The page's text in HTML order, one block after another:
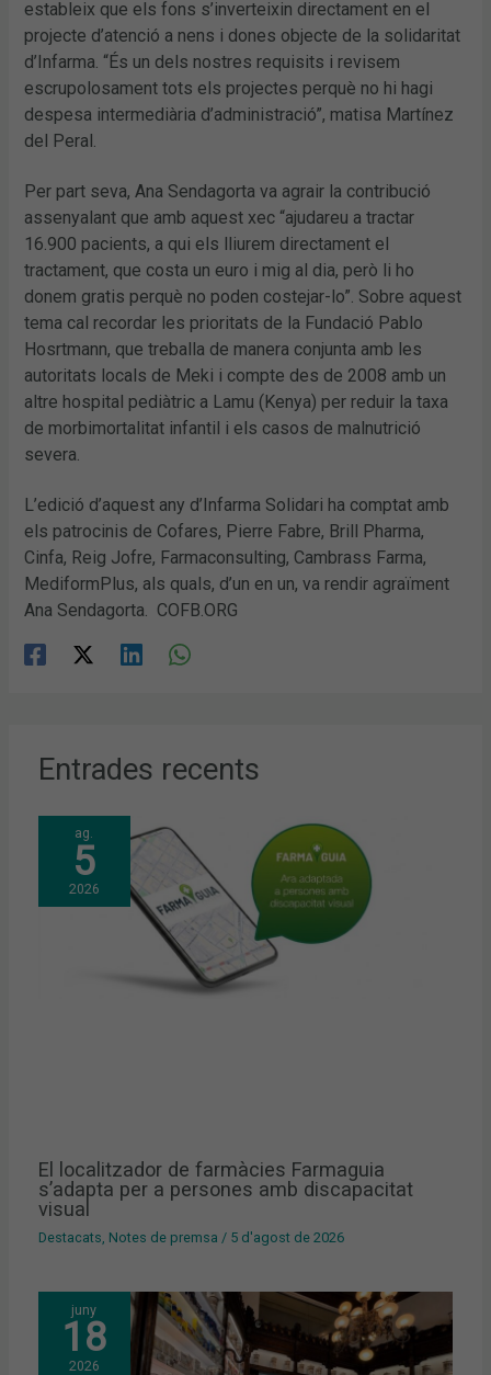
estableix que els fons s’inverteixin directament en el
projecte d’atenció a nens i dones objecte de la solidaritat
d’Infarma. “És un dels nostres requisits i revisem
escrupolosament tots els projectes perquè no hi hagi
despesa intermediària d’administració”, matisa Martínez
del Peral.
Per part seva, Ana Sendagorta va agrair la contribució
assenyalant que amb aquest xec “ajudareu a tractar
16.900 pacients, a qui els lliurem directament el
tractament, que costa un euro i mig al dia, però li ho
donem gratis perquè no poden costejar-lo”. Sobre aquest
tema cal recordar les prioritats de la Fundació Pablo
Hosrtmann, que treballa de manera conjunta amb les
autoritats locals de Meki i compte des de 2008 amb un
altre hospital pediàtric a Lamu (Kenya) per reduir la taxa
de morbimortalitat infantil i els casos de malnutrició
severa.
L’edició d’aquest any d’Infarma Solidari ha comptat amb
els patrocinis de Cofares, Pierre Fabre, Brill Pharma,
Cinfa, Reig Jofre, Farmaconsulting, Cambrass Farma,
MediformPlus, als quals, d’un en un, va rendir agraïment
Ana Sendagorta. COFB.ORG
Entrades recents
ag.
5
2026
El localitzador de farmàcies Farmaguia
s’adapta per a persones amb discapacitat
visual
Destacats Notes de premsa / 5 d'agost de 2026
juny
18
2026